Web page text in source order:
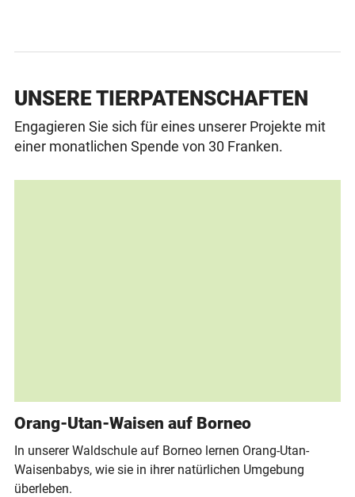
UNSERE TIERPATENSCHAFTEN
Engagieren Sie sich für eines unserer Projekte mit
einer monatlichen Spende von 30 Franken.
Orang-Utan-Waisen auf Borneo
In unserer Waldschule auf Borneo lernen Orang-Utan-
Waisenbabys, wie sie in ihrer natürlichen Umgebung
überleben.